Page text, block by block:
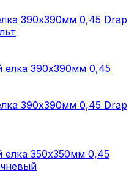
390х390мм 0,45 Drap
390х390мм 0,45 Drap